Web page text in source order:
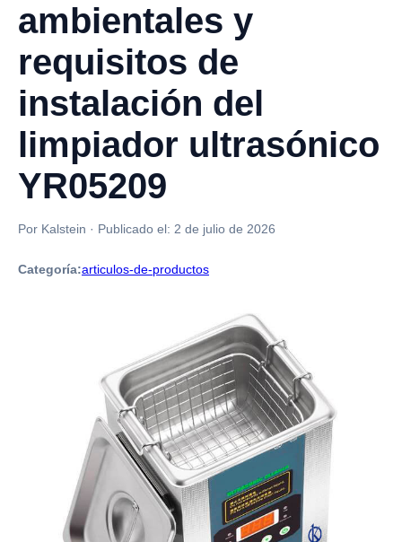
ambientales y
requisitos de
instalación del
limpiador ultrasónico
YR05209
Por Kalstein · Publicado el: 2 de julio de 2026
Categoría:articulos-de-productos